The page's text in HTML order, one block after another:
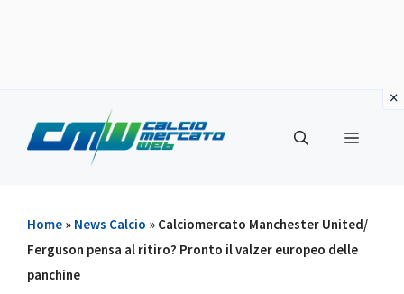
contenuto
Menu
Home » News Calcio » Calciomercato Manchester United/
Ferguson pensa al ritiro? Pronto il valzer europeo delle
panchine